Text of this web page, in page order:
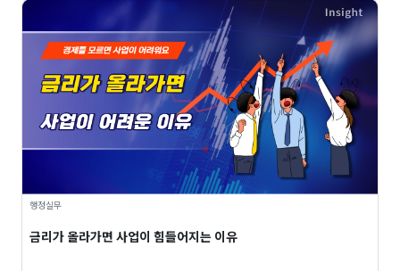
행정실무
금리가 올라가면 사업이 힘들어지는 이유